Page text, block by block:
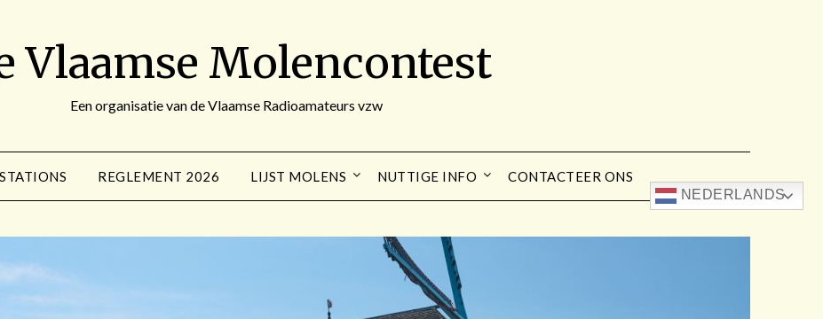
Vlaamse Molencontest
Een organisatie van de Vlaamse Radioamateurs vzw
REGLEMENT 2026 LIJST MOLENS NUTTIGE INFO CONTACTEER ONS
NEDERLANDS